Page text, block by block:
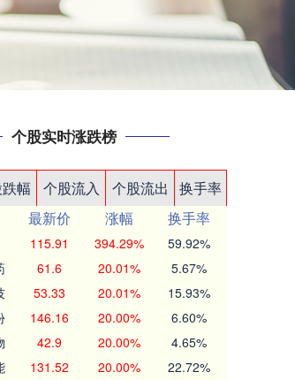
个股实时涨跌榜
幅 个股流入 个股流出
换手率
最新价 涨幅
换手率
115.91 394.29% 59.92%
61.6 20.01% 5.67%
53.33 20.01% 15.93%
146.16 20.00% 6.60%
42.9 20.00% 4.65%
131.52 20.00% 22.72%